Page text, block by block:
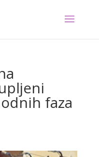
faza